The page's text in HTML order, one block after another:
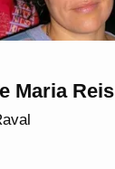
Maria Reis